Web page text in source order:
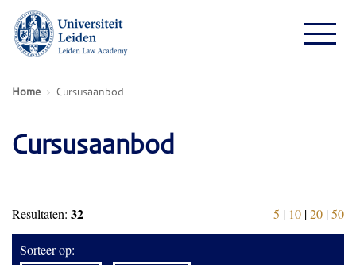
Home Cursusaanbod
Cursusaanbod
Resultaten: 32 5 | 10 |20 |50
Sorteer op: